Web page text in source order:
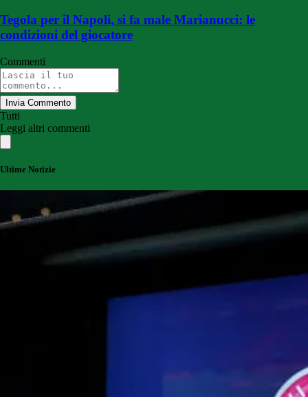
Tegola per il Napoli, si fa male Marianucci: le
condizioni del giocatore
Commenti
Invia Commento
Tutti
Leggi altri commenti
Ultime Notizie